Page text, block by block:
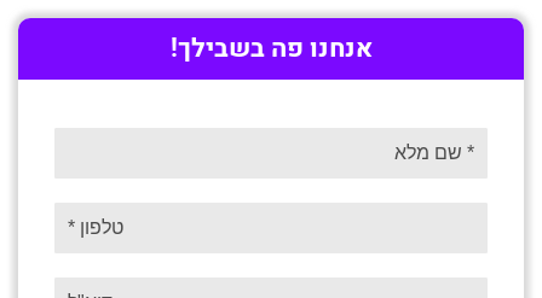
אנחנו פה בשבילך!